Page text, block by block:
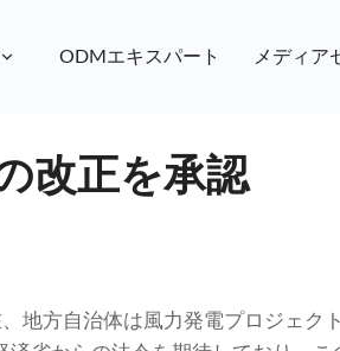
ODMエキスパート メディア
改正を承認
地方自治体は風力発電プロジェク